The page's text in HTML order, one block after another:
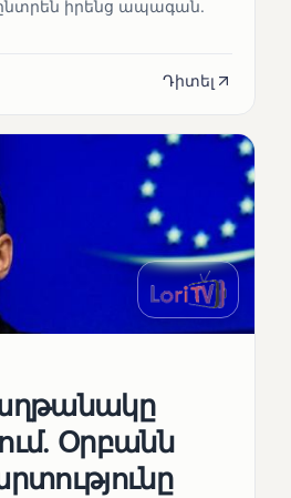
իրենց ապագան.
Դիտել
Օրբանն